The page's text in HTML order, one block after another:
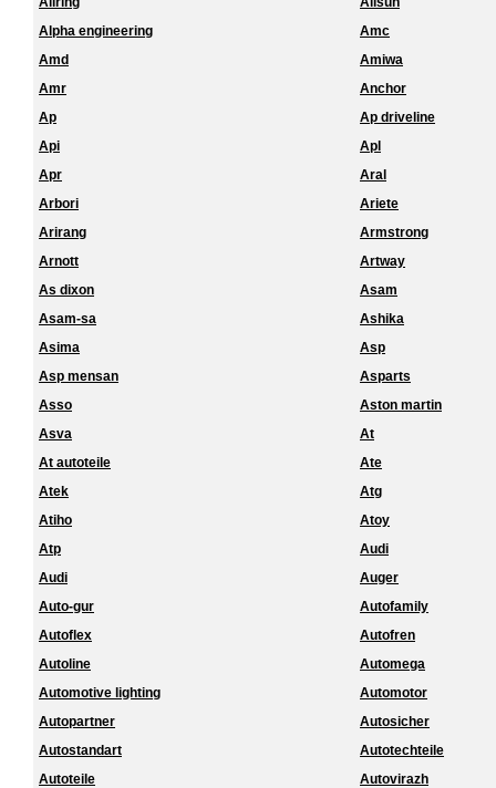
Alpha engineering
Amc
Amd
Amiwa
Amr
Anchor
Ap
Ap driveline
Api
Apl
Apr
Aral
Arbori
Ariete
Arirang
Armstrong
Arnott
Artway
As dixon
Asam
Asam-sa
Ashika
Asima
Asp
Asp mensan
Asparts
Asso
Aston martin
Asva
At
At autoteile
Ate
Atek
Atg
Atiho
Atoy
Atp
Audi
Audi
Auger
Auto-gur
Autofamily
Autoflex
Autofren
Autoline
Automega
Automotive lighting
Automotor
Autopartner
Autosicher
Autostandart
Autotechteile
Autoteile
Autovirazh